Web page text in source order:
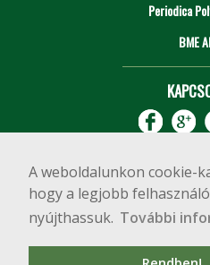
A weboldalunkon cookie-
hogy a legjobb
nyújthassuk. További
Periodica
BME
Copyright © 2020